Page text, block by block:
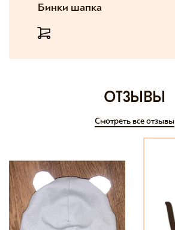
Бинки шапка
отзывы
Смотреть все отзывы